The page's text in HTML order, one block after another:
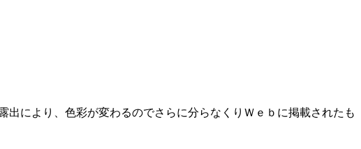
により、色彩が変わるのでさらに分らなくりＷｅｂに掲載されたも